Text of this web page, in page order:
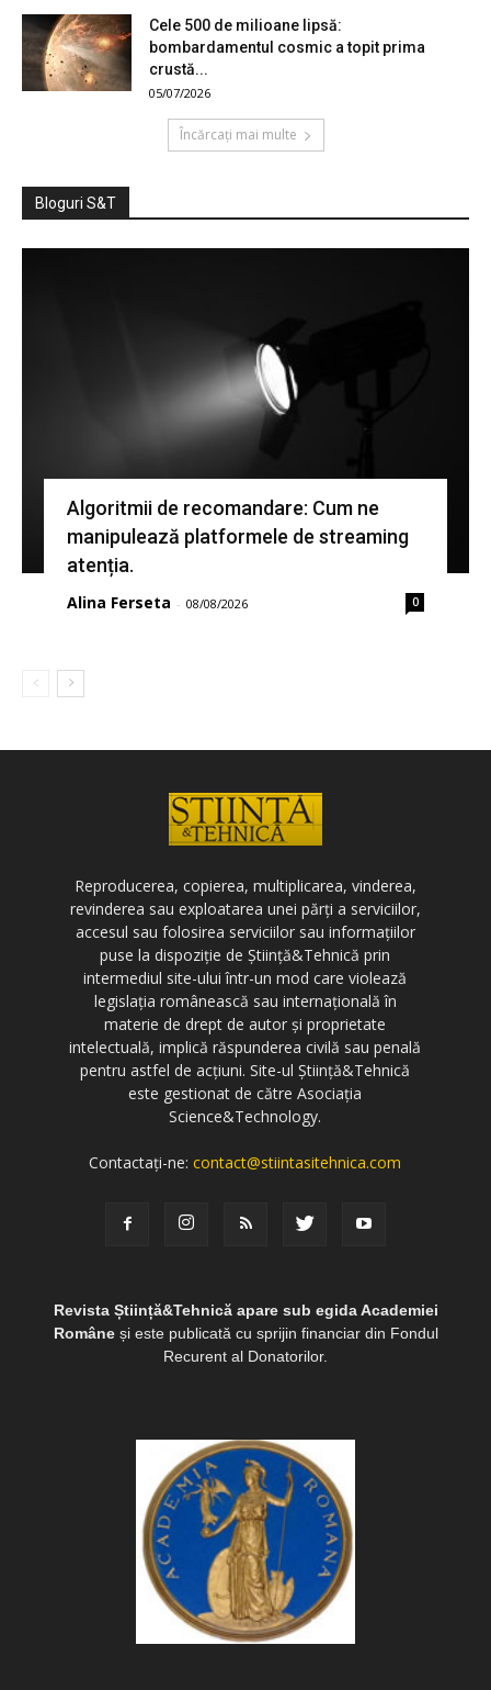
Cele 500 de milioane lipsă:
bombardamentul cosmic a topit prima
crustă...
05/07/2026
Încărcați mai multe
Bloguri S&T
Algoritmii de recomandare: Cum ne
manipulează platformele de streaming
atenția.
Alina Ferseta - 08/08/2026 0
Reproducerea, copierea, multiplicarea, vinderea,
revinderea sau exploatarea unei părți a serviciilor,
accesul sau folosirea serviciilor sau informațiilor
puse la dispoziție de Știință&Tehnică prin
intermediul site-ului într-un mod care violează
legislația românească sau internațională în
materie de drept de autor și proprietate
intelectuală, implică răspunderea civilă sau penală
pentru astfel de acțiuni. Site-ul Știință&Tehnică
este gestionat de către Asociația
Science&Technology.
Contactați-ne:contact@stiintasitehnica.com
Revista Știință&Tehnică apare sub egida Academiei
Româneși este publicată cu sprijin financiar din Fondul
Recurent al Donatorilor.